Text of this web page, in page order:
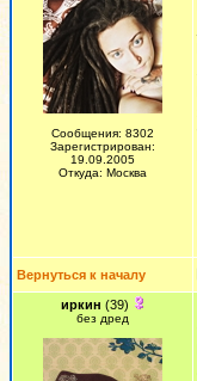
Сообщения: 8302
Зарегистрирован:
19.09.2005
Откуда: Москва
Вернуться к началу
иркин (39)
без дред